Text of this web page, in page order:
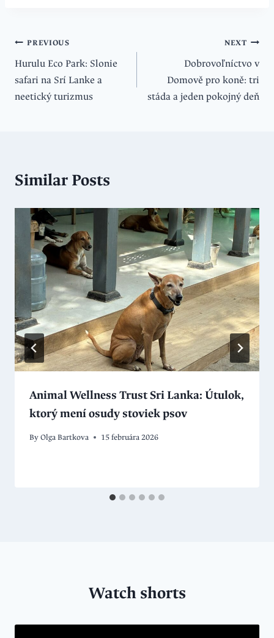
Navigácia
v
článku
PREVIOUS
Hurulu Eco Park: Slonie
safari na Srí Lanke a
neetický turizmus
NEXT
Dobrovoľníctvo v
Domově pro koně: tri
stáda a jeden pokojný deň
Similar Posts
Animal Wellness Trust Sri Lanka: Útulok,
ktorý mení osudy stoviek psov
ByOlga Bartkova 15 februára 2026
Watch shorts